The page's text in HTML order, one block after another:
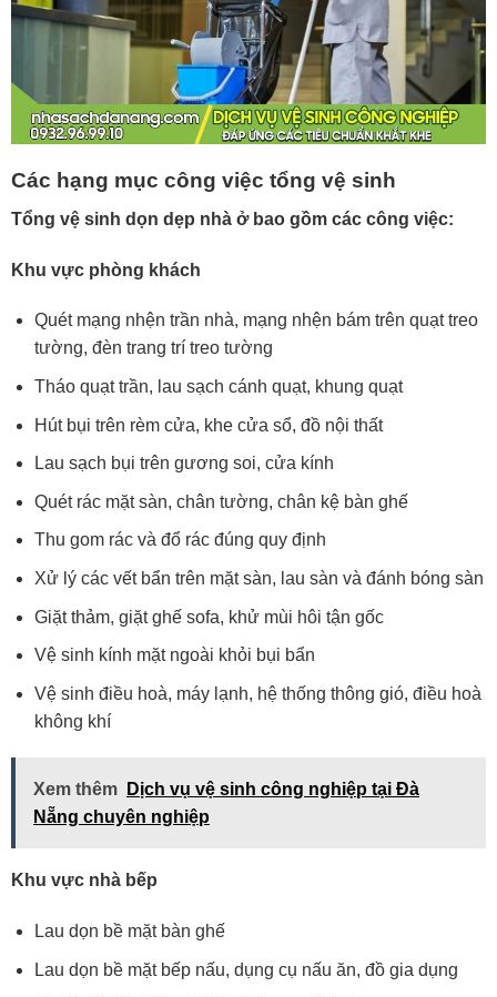
Các hạng mục công việc tổng vệ sinh
Tổng vệ sinh dọn dẹp nhà ở bao gồm các công việc:
Khu vực phòng khách
Quét mạng nhện trần nhà, mạng nhện bám trên quạt treo
tường, đèn trang trí treo tường
Tháo quạt trần, lau sạch cánh quạt, khung quạt
Hút bụi trên rèm cửa, khe cửa sổ, đồ nội thất
Lau sạch bụi trên gương soi, cửa kính
Quét rác mặt sàn, chân tường, chân kệ bàn ghế
Thu gom rác và đổ rác đúng quy định
Xử lý các vết bẩn trên mặt sàn, lau sàn và đánh bóng sàn
Giặt thảm, giặt ghế sofa, khử mùi hôi tận gốc
Vệ sinh kính mặt ngoài khỏi bụi bẩn
Vệ sinh điều hoà, máy lạnh, hệ thống thông gió, điều hoà
không khí
Xem thêm
Dịch vụ vệ sinh công nghiệp tại Đà
Nẵng chuyên nghiệp
Khu vực nhà bếp
Lau dọn bề mặt bàn ghế
Lau dọn bề mặt bếp nấu, dụng cụ nấu ăn, đồ gia dụng